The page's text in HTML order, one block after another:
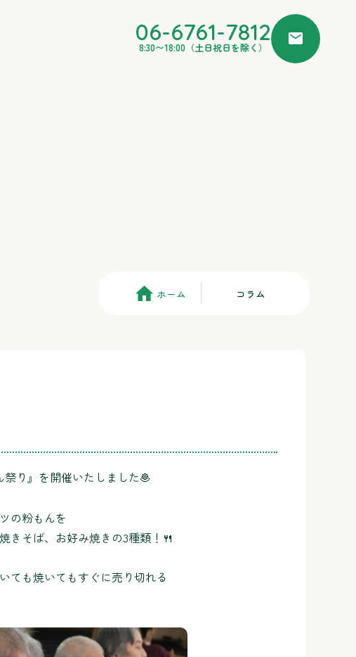
06-6761-7812
8:30〜18:00（土日祝日を除く） mail
ホーム コラム
り』を開催いたしました🧆
の粉もんを
きそば、お好み焼きの3種類！🍴
ても焼いてもすぐに売り切れる